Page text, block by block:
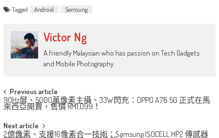
Tagged Android Samsung
Victor Ng
A friendly Malaysian who has passion on Tech Gadgets
and Mobile Photography.
Post
navigation
Previous article
90Hz屏、5000萬像素主攝、33W閃充：OPPO A78 5G 正式在馬
來西亞開賣，售價 RM1,099！
Next article
2億像素、支援16像素合一技術：Samsung ISOCELL HP2 傳感器